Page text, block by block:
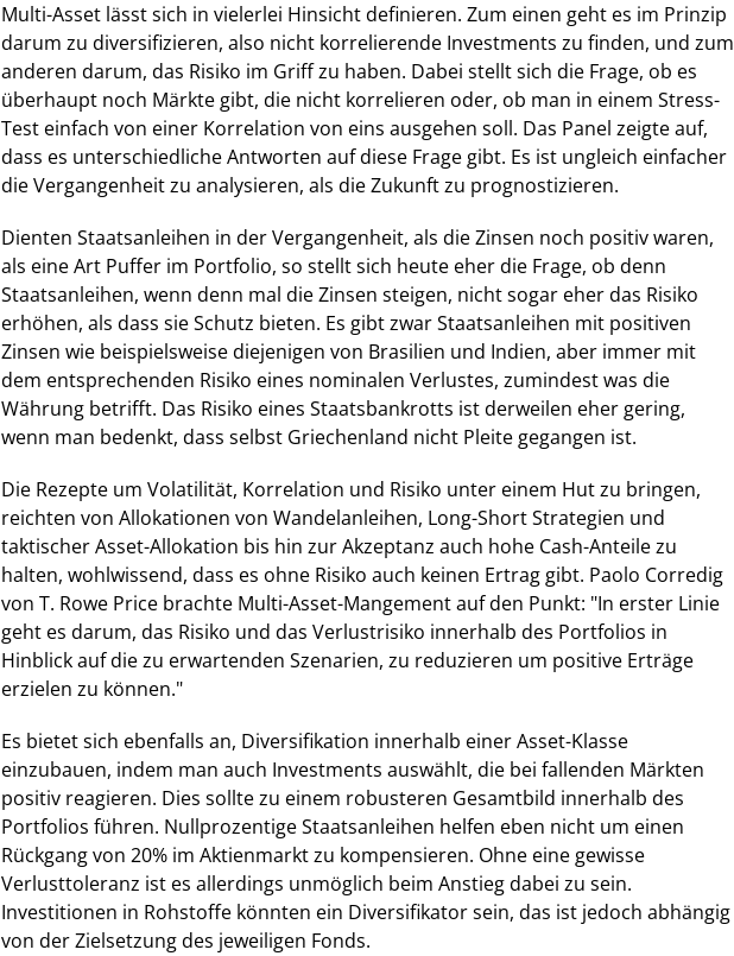
Multi-Asset lässt sich in vielerlei Hinsicht definieren. Zum einen geht es im Prinzip
darum zu diversifizieren, also nicht korrelierende Investments zu finden, und zum
anderen darum, das Risiko im Griff zu haben. Dabei stellt sich die Frage, ob es
überhaupt noch Märkte gibt, die nicht korrelieren oder, ob man in einem Stress-
Test einfach von einer Korrelation von eins ausgehen soll. Das Panel zeigte auf,
dass es unterschiedliche Antworten auf diese Frage gibt. Es ist ungleich einfacher
die Vergangenheit zu analysieren, als die Zukunft zu prognostizieren.
Dienten Staatsanleihen in der Vergangenheit, als die Zinsen noch positiv waren,
als eine Art Puffer im Portfolio, so stellt sich heute eher die Frage, ob denn
Staatsanleihen, wenn denn mal die Zinsen steigen, nicht sogar eher das Risiko
erhöhen, als dass sie Schutz bieten. Es gibt zwar Staatsanleihen mit positiven
Zinsen wie beispielsweise diejenigen von Brasilien und Indien, aber immer mit
dem entsprechenden Risiko eines nominalen Verlustes, zumindest was die
Währung betrifft. Das Risiko eines Staatsbankrotts ist derweilen eher gering,
wenn man bedenkt, dass selbst Griechenland nicht Pleite gegangen ist.
Die Rezepte um Volatilität, Korrelation und Risiko unter einem Hut zu bringen,
reichten von Allokationen von Wandelanleihen, Long-Short Strategien und
taktischer Asset-Allokation bis hin zur Akzeptanz auch hohe Cash-Anteile zu
halten, wohlwissend, dass es ohne Risiko auch keinen Ertrag gibt. Paolo Corredig
von T. Rowe Price brachte Multi-Asset-Mangement auf den Punkt: "In erster Linie
geht es darum, das Risiko und das Verlustrisiko innerhalb des Portfolios in
Hinblick auf die zu erwartenden Szenarien, zu reduzieren um positive Erträge
erzielen zu können."
Es bietet sich ebenfalls an, Diversifikation innerhalb einer Asset-Klasse
einzubauen, indem man auch Investments auswählt, die bei fallenden Märkten
positiv reagieren. Dies sollte zu einem robusteren Gesamtbild innerhalb des
Portfolios führen. Nullprozentige Staatsanleihen helfen eben nicht um einen
Rückgang von 20% im Aktienmarkt zu kompensieren. Ohne eine gewisse
Verlusttoleranz ist es allerdings unmöglich beim Anstieg dabei zu sein.
Investitionen in Rohstoffe könnten ein Diversifikator sein, das ist jedoch abhängig
von der Zielsetzung des jeweiligen Fonds.